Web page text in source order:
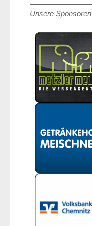
Unsere Sponsoren